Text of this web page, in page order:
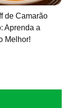
de Camarão
Aprenda a
Melhor!